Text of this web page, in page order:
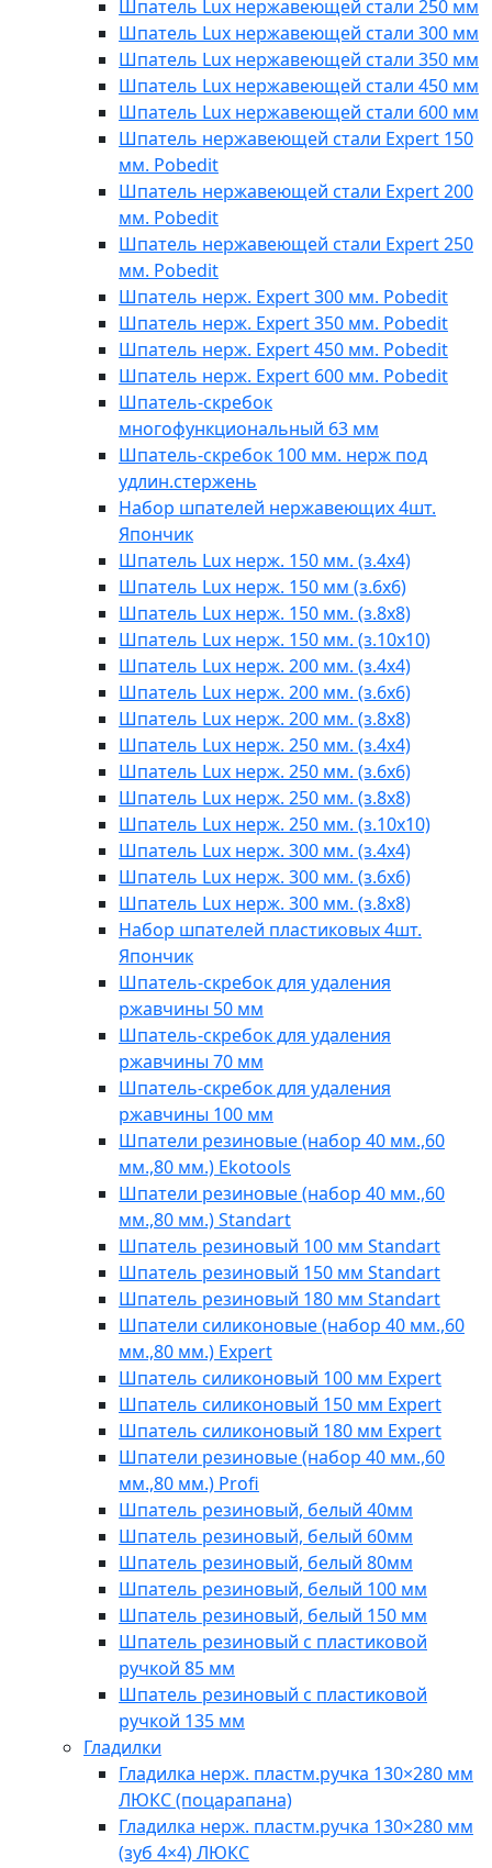
Шпатель Lux нержавеющей стали 250 мм
Шпатель Lux нержавеющей стали 300 мм
Шпатель Lux нержавеющей стали 350 мм
Шпатель Lux нержавеющей стали 450 мм
Шпатель Lux нержавеющей стали 600 мм
Шпатель нержавеющей стали Expert 150
мм. Pobedit
Шпатель нержавеющей стали Expert 200
мм. Pobedit
Шпатель нержавеющей стали Expert 250
мм. Pobedit
Шпатель нерж. Expert 300 мм. Pobedit
Шпатель нерж. Expert 350 мм. Pobedit
Шпатель нерж. Expert 450 мм. Pobedit
Шпатель нерж. Expert 600 мм. Pobedit
Шпатель-скребок
многофункциональный 63 мм
Шпатель-скребок 100 мм. нерж под
удлин.стержень
Набор шпателей нержавеющих 4шт.
Япончик
Шпатель Lux нерж. 150 мм. (з.4х4)
Шпатель Lux нерж. 150 мм (з.6х6)
Шпатель Lux нерж. 150 мм. (з.8х8)
Шпатель Lux нерж. 150 мм. (з.10х10)
Шпатель Lux нерж. 200 мм. (з.4х4)
Шпатель Lux нерж. 200 мм. (з.6х6)
Шпатель Lux нерж. 200 мм. (з.8х8)
Шпатель Lux нерж. 250 мм. (з.4х4)
Шпатель Lux нерж. 250 мм. (з.6х6)
Шпатель Lux нерж. 250 мм. (з.8х8)
Шпатель Lux нерж. 250 мм. (з.10х10)
Шпатель Lux нерж. 300 мм. (з.4х4)
Шпатель Lux нерж. 300 мм. (з.6х6)
Шпатель Lux нерж. 300 мм. (з.8х8)
Набор шпателей пластиковых 4шт.
Япончик
Шпатель-скребок для удаления
ржавчины 50 мм
Шпатель-скребок для удаления
ржавчины 70 мм
Шпатель-скребок для удаления
ржавчины 100 мм
Шпатели резиновые (набор 40 мм.,60
мм.,80 мм.) Ekotools
Шпатели резиновые (набор 40 мм.,60
мм.,80 мм.) Standart
Шпатель резиновый 100 мм Standart
Шпатель резиновый 150 мм Standart
Шпатель резиновый 180 мм Standart
Шпатели силиконовые (набор 40 мм.,60
мм.,80 мм.) Expert
Шпатель силиконовый 100 мм Expert
Шпатель силиконовый 150 мм Expert
Шпатель силиконовый 180 мм Expert
Шпатели резиновые (набор 40 мм.,60
мм.,80 мм.) Profi
Шпатель резиновый, белый 40мм
Шпатель резиновый, белый 60мм
Шпатель резиновый, белый 80мм
Шпатель резиновый, белый 100 мм
Шпатель резиновый, белый 150 мм
Шпатель резиновый с пластиковой
ручкой 85 мм
Шпатель резиновый с пластиковой
ручкой 135 мм
Гладилки
Гладилка нерж. пластм.ручка 130×280 мм
ЛЮКС (поцарапана)
Гладилка нерж. пластм.ручка 130×280 мм
(зуб 4×4) ЛЮКС